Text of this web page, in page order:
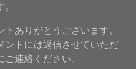
ありがとうございます。
ントには返信させていただ
連絡ください。